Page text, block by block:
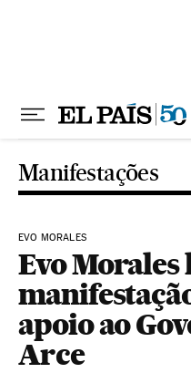
Manifestações
EVO MORALES
Evo
apoio ao
Arce